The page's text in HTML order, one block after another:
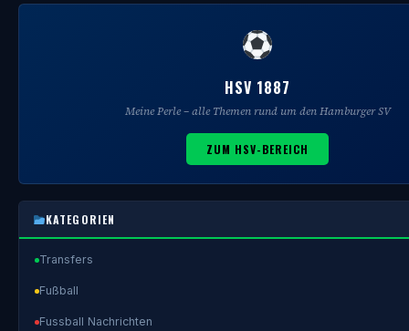
HSV 1887
Meine Perle – alle Themen rund um den Hamburger SV
ZUM HSV-BEREICH
KATEGORIEN
Transfers
Fußball
Fussball Nachrichten